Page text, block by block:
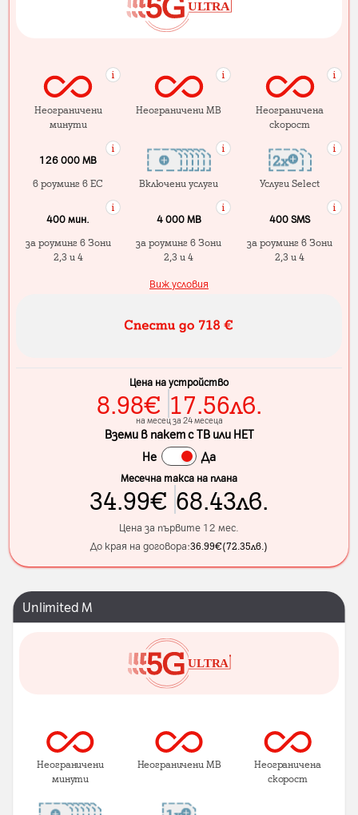
Неограничени
минути
Неограничени MB
Неограничена
скорост
126 000 MB
в роуминг в ЕС
Включени услуги Услуги Select
400 мин.
за роуминг в Зони
2,3 и 4
4 000 МB
за роуминг в Зони
2,3 и 4
400 SMS
за роуминг в Зони
2,3 и 4
Виж условия
Цена на устройство
8.98€ 17.56лв.
на месец за 24 месеца
Вземи в пакет с ТВ или НЕТ
Не
Да
Месечна такса на плана
34.99€ 68.43лв.
Цена за първите 12 мес.
До края на договора:36.99€(72.35лв. )
Unlimited M
Неограничени
минути
Неограничени MB Неограничена
скорост